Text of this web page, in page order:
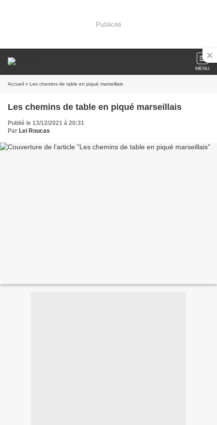
Publicité
MENU
Accueil » Les chemins de table en piqué marseillais
Les chemins de table en piqué marseillais
Publié le 13/12/2021 à 20:31
Par Lei Roucas